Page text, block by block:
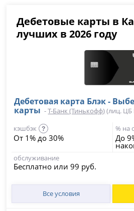
официальном сайте кредитного
Дебетовые карты в
лучших в 2026 году
Дебетовая карта Блэк -
карты -Т-Банк (Тинькофф)(лиц.
кэшбэк
?
От 1% до 30%
% на
До
обслуживание
Бесплатно или 99 руб.
Все условия